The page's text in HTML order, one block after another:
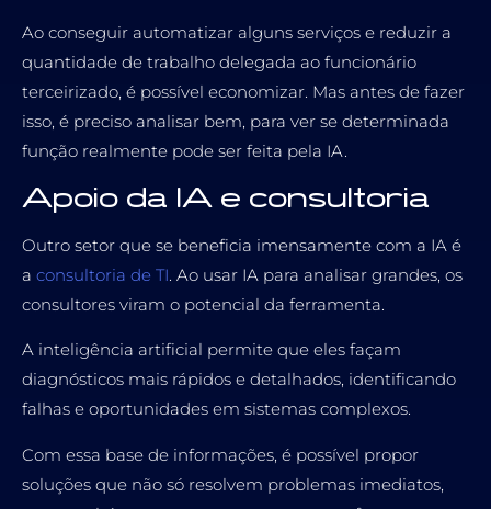
Ao conseguir automatizar alguns serviços e reduzir a
quantidade de trabalho delegada ao funcionário
terceirizado, é possível economizar. Mas antes de fazer
isso, é preciso analisar bem, para ver se determinada
função realmente pode ser feita pela IA.
Apoio da IA e consultoria
Outro setor que se beneficia imensamente com a IA é
a consultoria de TI. Ao usar IA para analisar grandes, os
consultores viram o potencial da ferramenta.
A inteligência artificial permite que eles façam
diagnósticos mais rápidos e detalhados, identificando
falhas e oportunidades em sistemas complexos.
Com essa base de informações, é possível propor
soluções que não só resolvem problemas imediatos,